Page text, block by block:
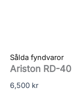
Sålda fyndvaror
Ariston RD-40
6,500 kr